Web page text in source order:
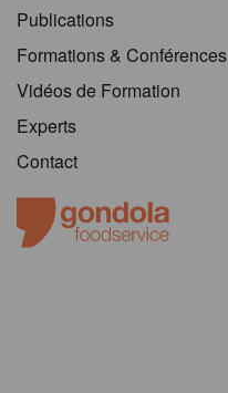
Publications
Formations & Conférences
Vidéos de Formation
Experts
Contact